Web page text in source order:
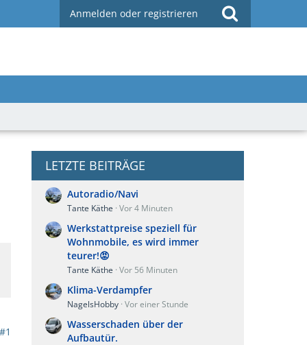
Anmelden oder registrieren
#1
LETZTE BEITRÄGE
Autoradio/Navi
Tante Käthe Vor 4 Minuten
Werkstattpreise speziell für
Wohnmobile, es wird immer
teurer!😡
Tante Käthe Vor 56 Minuten
Klima-Verdampfer
NagelsHobby Vor einer Stunde
Wasserschaden über der
Aufbautür.